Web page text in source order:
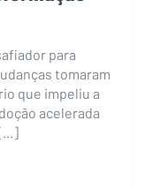
para
tomaram
que impeliu a
acelerada